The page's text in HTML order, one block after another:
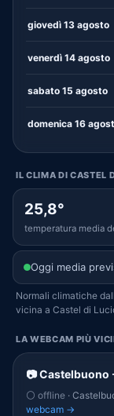
giovedì 13 agosto
venerdì 14 agosto
sabato 15 agosto
domenica 16
IL CLIMA DI CASTEL
25,8°
temperatura media
Oggi media
Normali climatiche
vicina a Castel di
LA WEBCAM PIÙ
📷 Castelbuono
⚪ offline ·
webcam →